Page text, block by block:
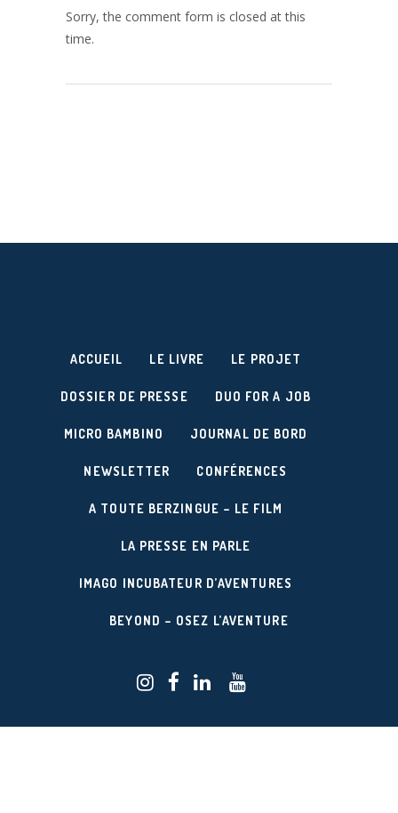
Sorry, the comment form is closed at this
time.
ACCUEIL LE LIVRE LE PROJET
DOSSIER DE PRESSE DUO FOR A JOB
MICRO BAMBINO JOURNAL DE BORD
NEWSLETTER CONFÉRENCES
A TOUTE BERZINGUE – LE FILM
LA PRESSE EN PARLE
IMAGO INCUBATEUR D’AVENTURES
BEYOND – OSEZ L’AVENTURE
Réalisation du site : /